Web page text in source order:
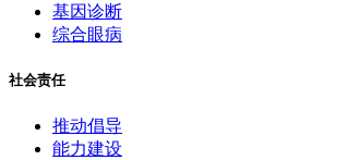
基因诊断
综合眼病
社会责任
推动倡导
能力建设